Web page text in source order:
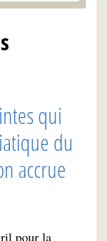
qui
du
accrue
pour la